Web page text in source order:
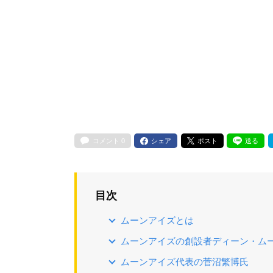
コメント 0 シェア ポスト 送る
目次
ムーンアイズとは
ムーンアイズの創設者ディーン・ム
ムーンアイズ代表の菅沼繁博氏